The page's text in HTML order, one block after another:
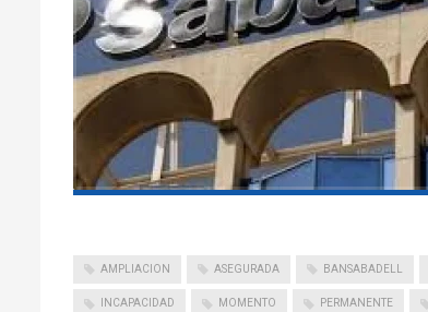
AMPLIACION ASEGURADA BANSABADELL
INCAPACIDAD MOMENTO PERMANENTE